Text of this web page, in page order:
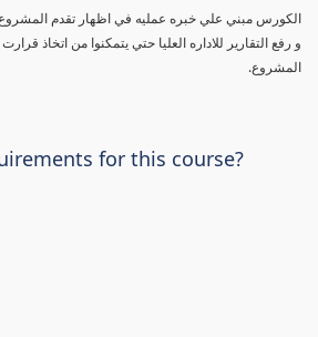
الكورس مبني علي خبره عمليه في اظهار تقدم المشروع
و رفع التقارير للاداره العليا حتي يتمكنوا من اتخاذ
المشروع.
for this course?